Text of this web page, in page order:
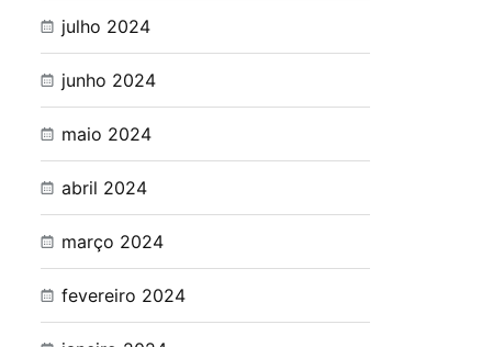
julho 2024
junho 2024
maio 2024
abril 2024
março 2024
fevereiro 2024